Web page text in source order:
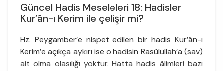
Güncel Hadis Meseleleri 18: Hadisler
Kur’ân-ı Kerim ile çelişir mi?
Hz. Peygamber’e nispet edilen bir hadis Kur’ân-ı
Kerim’e açıkça aykırı ise o hadisin Rasûlullah’a (sav)
ait olma olasılığı yoktur. Hatta hadis âlimleri bazı